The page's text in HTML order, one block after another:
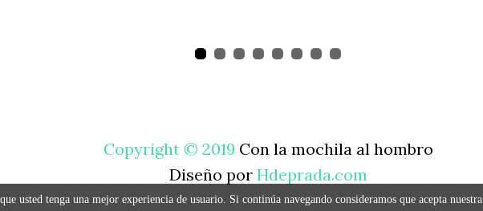
usted tenga una mejor experiencia de usuario. Si continúa navegando consideramos que acepta nuestra
Copyright © 2019 Con la mochila al hombro
Diseño por Hdeprada.com